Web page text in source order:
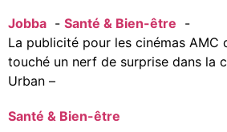
Jobba
Santé & Bien-être
La publicité pour les cinémas AMC
touché un nerf de surprise dans la
Urban –
Santé & Bien-être